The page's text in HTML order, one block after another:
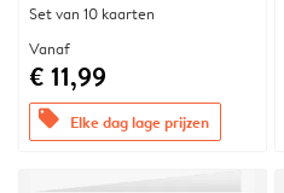
Set van 10 kaarten
Vanaf
€ 11,99
offers Elke dag lage prijzen